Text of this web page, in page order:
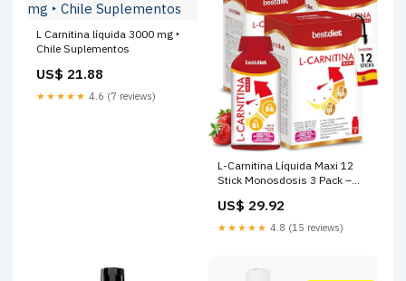
L Carnitina líquida 3000 mg ‣
Chile Suplementos
US$ 21.88
★★★★★ 4.6 (7 reviews)
L-Carnitina Líquida Maxi 12
Stick Monosdosis 3 Pack –
Tiamina – Complemento
Alimenticio Deportivo
US$ 29.92
★★★★★ 4.8 (15 reviews)